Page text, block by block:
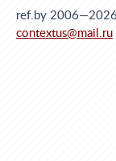
ref.by 2006—2026
contextus@mail.ru